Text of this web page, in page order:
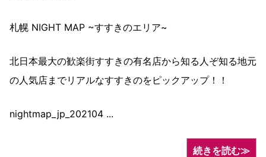
札幌 NIGHT MAP ~すすきのエリア~
北日本最大の歓楽街すすきの有名店から知る人ぞ知る地元
の人気店までリアルなすすきのをピックアップ！！
nightmap_jp_202104 ...
続きを読む≫